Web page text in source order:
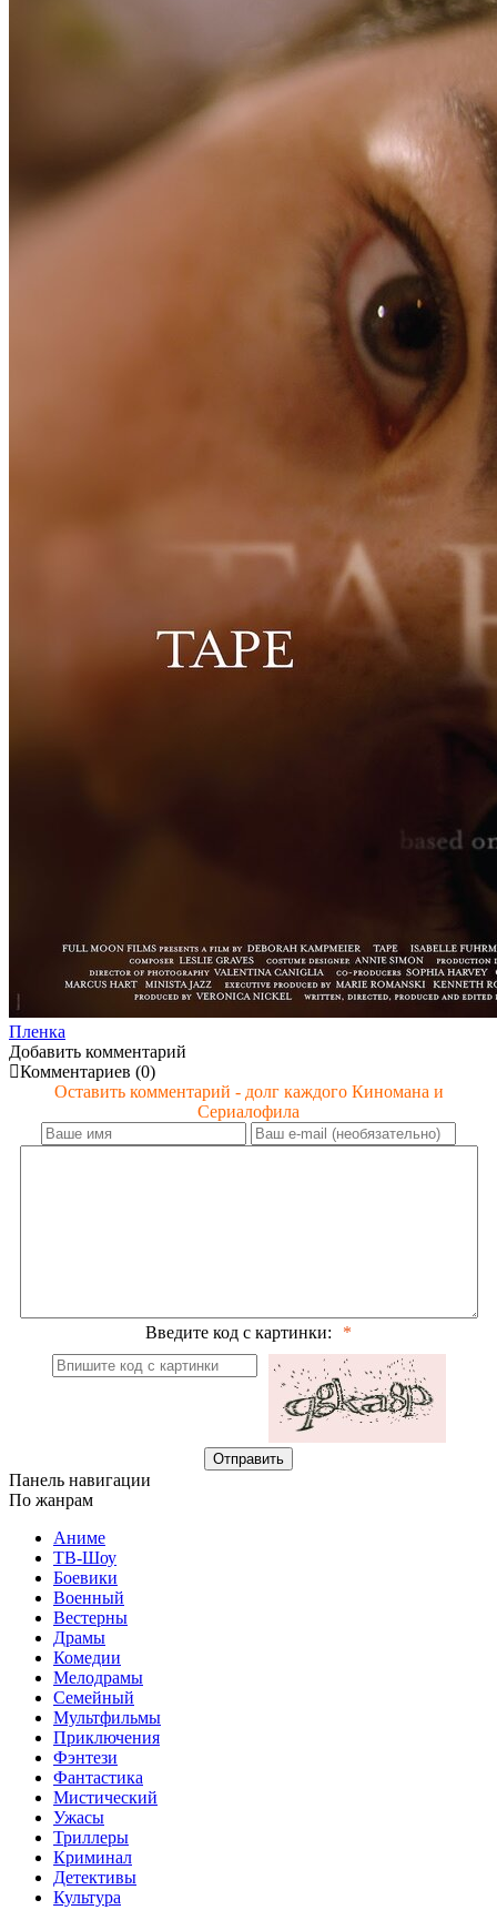
Пленка
Добавить комментарий
Комментариев (0)
Оставить комментарий - долг каждого Киномана и
Сериалофила
Введите код с картинки:
Отправить
Панель навигации
По жанрам
Аниме
ТВ-Шоу
Боевики
Военный
Вестерны
Драмы
Комедии
Мелодрамы
Семейный
Мультфильмы
Приключения
Фэнтези
Фантастика
Мистический
Ужасы
Триллеры
Криминал
Детективы
Культура